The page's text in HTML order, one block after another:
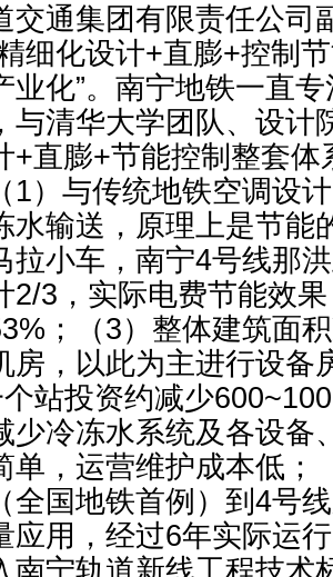
通集团有限责任公司
细化设计+直膨+控制
业化”。南宁地铁一直
与清华大学团队、设计
+直膨+节能控制整套
1）与传统地铁空调设
水输送，原理上是节能
拉小车，南宁4号线那
2/3，实际电费节能效
；（3）整体建筑面
房，以此为主进行设备
站投资约减少
少冷冻水系统及各设备
单，运营维护成本低；
全国地铁首例）到4号
应用，经过6年实际运
南宁轨道新线工程技术